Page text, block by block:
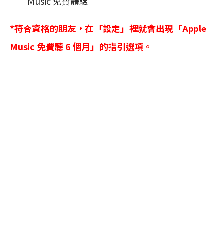
*符合資格的朋友，在「設定」裡就會出現「Apple
Music 免費聽 6 個月」的指引選項。